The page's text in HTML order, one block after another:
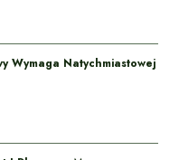
Wymaga Natychmiastowej